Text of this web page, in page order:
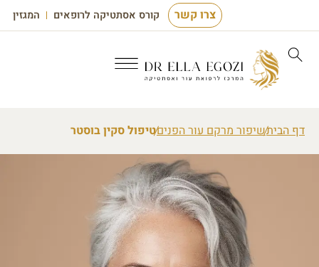
קורס אסתטיקה לרופאים המגזין צרו קשר
דף הביתשיפור מרקם עור הפניםטיפול סקין בוסטר